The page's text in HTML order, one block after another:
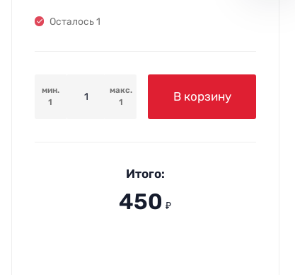
Осталось 1
мин.
1
макс.
1
В корзину
Итого:
450 ₽